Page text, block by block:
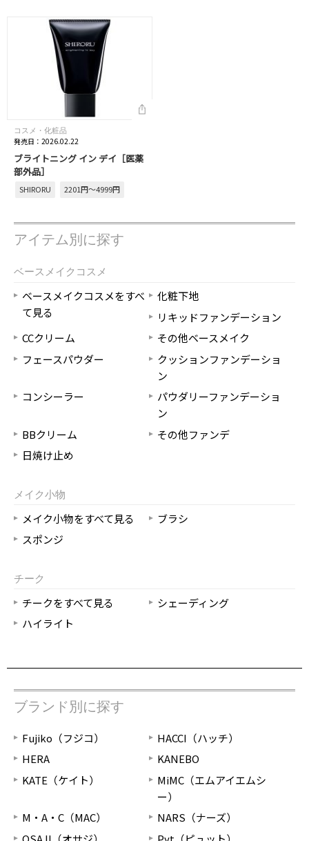
コスメ・化粧品
発売日：2026.02.22
ブライトニング イン デイ［医薬
部外品］
SHIRORU 2201円～4999円
アイテム別に探す
ベースメイクコスメ
ベースメイクコスメをすべ
て見る
化粧下地
リキッドファンデーション
CCクリーム
その他ベースメイク
フェースパウダー
クッションファンデーショ
ン
コンシーラー
パウダリーファンデーショ
ン
BBクリーム
その他ファンデ
日焼け止め
メイク小物
メイク小物をすべて見る
ブラシ
スポンジ
チーク
チークをすべて見る
シェーディング
ハイライト
ブランド別に探す
Fujiko（フジコ）
HACCI（ハッチ）
HERA
KANEBO
KATE（ケイト）
MiMC（エムアイエムシ
ー）
M・A・C（MAC）
NARS（ナーズ）